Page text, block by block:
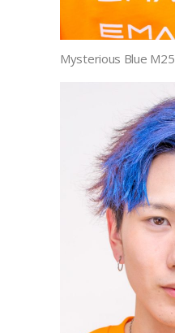
Mysterious Blue M25